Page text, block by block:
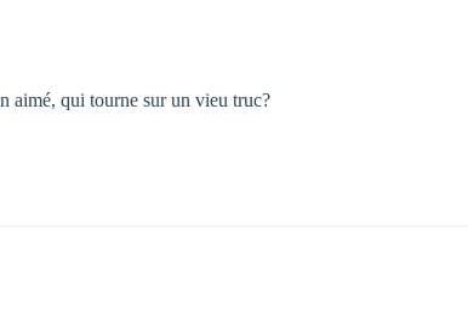
aimé, qui tourne sur un vieu truc?